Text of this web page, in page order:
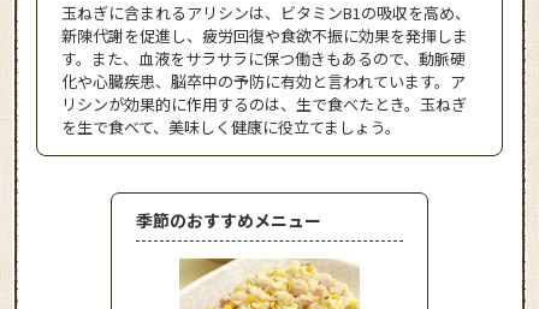
玉ねぎに含まれるアリシンは、ビタミンB1の吸収を高め、
新陳代謝を促進し、疲労回復や食欲不振に効果を発揮しま
す。また、血液をサラサラに保つ働きもあるので、動脈硬
化や心臓疾患、脳卒中の予防に有効と言われています。ア
リシンが効果的に作用するのは、生で食べたとき。玉ねぎ
を生で食べて、美味しく健康に役立てましょう。
季節のおすすめメニュー